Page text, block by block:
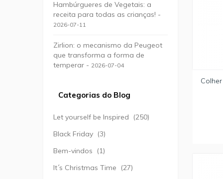
Hambúrgueres de Vegetais: a
receita para todas as crianças! -
2026-07-11
Zirlion: o mecanismo da Peugeot
que transforma a forma de
temperar - 2026-07-04
Categorias do Blog
Let yourself be Inspired
(250)
Black Friday (3)
Bem-vindos
(1)
It´s Christmas Time
(27)